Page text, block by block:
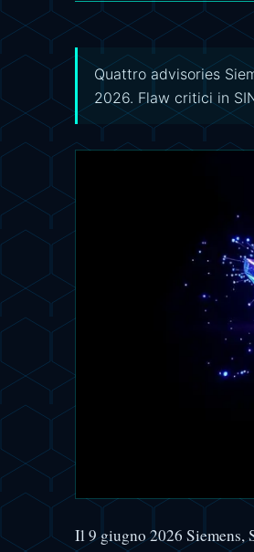
Quattro advisories
2026. Flaw critici in
Il 9 giugno 2026 Siemens,